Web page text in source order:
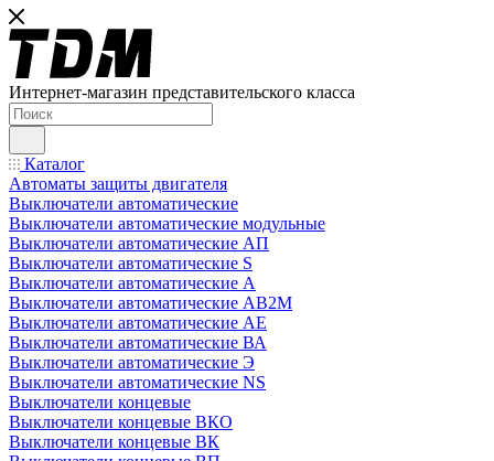
Интернет-магазин представительского класса
Каталог
Автоматы защиты двигателя
Выключатели автоматические
Выключатели автоматические модульные
Выключатели автоматические АП
Выключатели автоматические S
Выключатели автоматические А
Выключатели автоматические АВ2М
Выключатели автоматические АЕ
Выключатели автоматические ВА
Выключатели автоматические Э
Выключатели автоматические NS
Выключатели концевые
Выключатели концевые ВКО
Выключатели концевые ВК